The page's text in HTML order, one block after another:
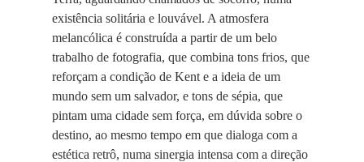
existência solitária e louvável. A atmosfera
melancólica é construída a partir de um belo
trabalho de fotografia, que combina tons frios, que
reforçam a condição de Kent e a ideia de um
mundo sem um salvador, e tons de sépia, que
pintam uma cidade sem força, em dúvida sobre o
destino, ao mesmo tempo em que dialoga com a
estética retrô, numa sinergia intensa com a direção